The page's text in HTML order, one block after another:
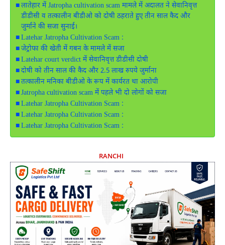
लातेहार में Jatropha cultivation scam मामले में अदालत ने सेवानिवृत्त
डीडीसी व तत्कालीन बीडीओ को दोषी ठहराते हुए तीन साल कैद और
जुर्माने की सजा सुनाई।
Latehar Jatropha Cultivation Scam :
जेट्रोफा की खेती में गबन के मामले में सजा
Latehar court verdict में सेवानिवृत्त डीडीसी दोषी
दोषी को तीन साल की कैद और 2.5 लाख रुपये जुर्माना
तत्कालीन मनिका बीडीओ के रूप में कार्यरत था आरोपी
Jatropha cultivation scam में पहले भी दो लोगों को सजा
Latehar Jatropha Cultivation Scam :
Latehar Jatropha Cultivation Scam :
Latehar Jatropha Cultivation Scam :
RANCHI